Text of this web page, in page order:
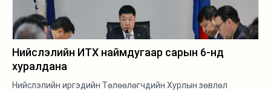
Нийслэлийн ИТХ наймдугаар сарын 6-нд
хуралдана
Нийслэлийн иргэдийн Төлөөлөгчдийн Хурлын зөвлөл